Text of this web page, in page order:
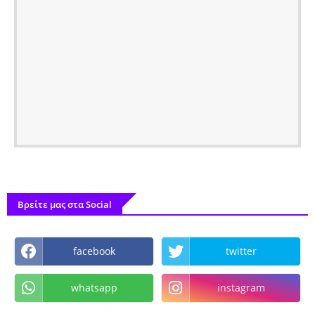
Βρείτε μας στα Social
facebook twitter
whatsapp instagram